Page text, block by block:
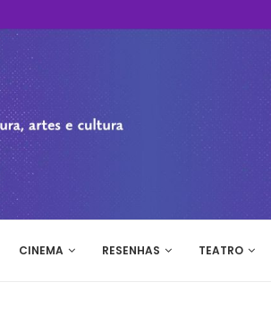
CINEMA RESENHAS TEATRO